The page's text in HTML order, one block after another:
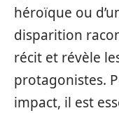
héroïque ou
disparition
récit et révèle
protagonistes.
impact, il est